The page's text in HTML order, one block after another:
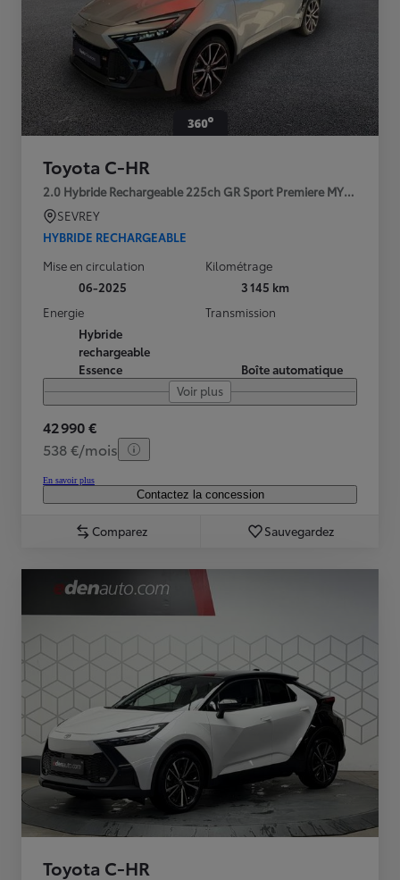
Toyota C-HR
2.0 Hybride Rechargeable 225ch GR Sport Premiere MY25
SEVREY
HYBRIDE RECHARGEABLE
Mise en circulation
06-2025
Kilométrage
3 145 km
Energie
Hybride
rechargeable
Essence
Transmission
Boîte automatique
Voir plus
42 990 €
538 €/mois
En savoir plus
Contactez la concession
Comparez Sauvegardez
Toyota C-HR